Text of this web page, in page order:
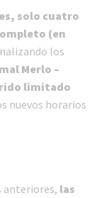
solo cuatro
(en
los
Merlo –
limitado
nuevos horarios
anteriores, las